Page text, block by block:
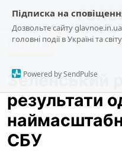
Підписка на
Дозвольте сайту
головні події в Україні та
Powered by SendPulse
новини
про проєкт
Політика
Зеленський
результати
СБУ